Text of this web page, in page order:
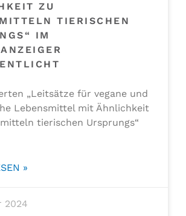
ZU
TIERISCHEN
IM
„Leitsätze für vegane und
Lebensmittel mit Ähnlichkeit
tierischen Ursprungs“
»
2024